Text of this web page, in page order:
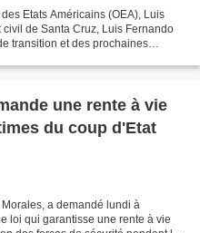
Etats Américains (OEA), Luis
de Santa Cruz, Luis Fernando
transition et des prochaines
une rente à vie
du coup d'Etat
a demandé lundi à
loi qui garantisse une rente à vie